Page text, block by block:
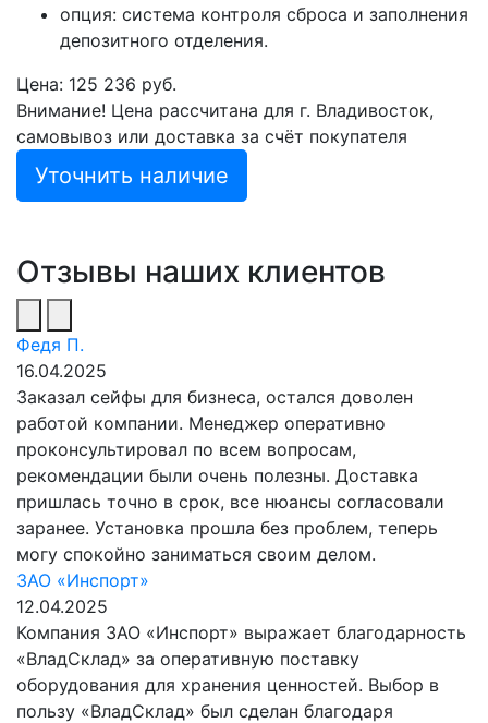
опция: система контроля сброса и заполнения
депозитного отделения.
Цена: 125 236 руб.
Внимание! Цена рассчитана для г. Владивосток,
самовывоз или доставка за счёт покупателя
Уточнить наличие
Отзывы наших клиентов
Федя П.
16.04.2025
Заказал сейфы для бизнеса, остался доволен
работой компании. Менеджер оперативно
проконсультировал по всем вопросам,
рекомендации были очень полезны. Доставка
пришлась точно в срок, все нюансы согласовали
заранее. Установка прошла без проблем, теперь
могу спокойно заниматься своим делом.
ЗАО «Инспорт»
12.04.2025
Компания ЗАО «Инспорт» выражает благодарность
«ВладСклад» за оперативную поставку
оборудования для хранения ценностей. Выбор в
пользу «ВладСклад» был сделан благодаря